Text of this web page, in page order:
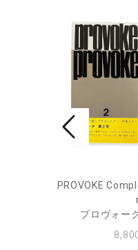
PROVOKE
プロヴォー